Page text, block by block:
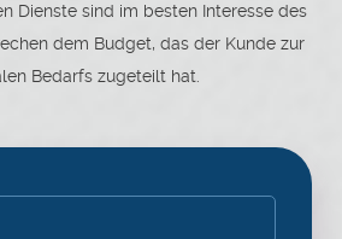
Dienste sind im besten Interesse des
dem Budget, das der Kunde zur
Bedarfs zugeteilt hat.